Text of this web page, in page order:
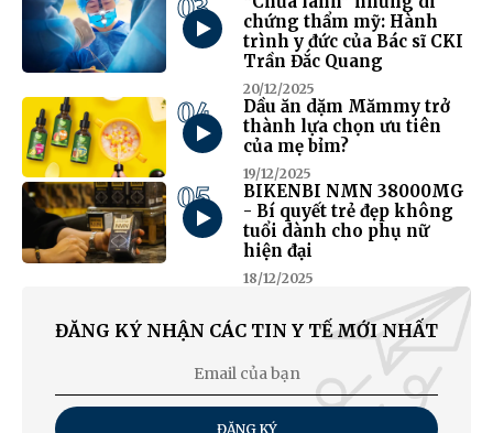
03
chứng thẩm mỹ: Hành
trình y đức của Bác sĩ CKI
Trần Đắc Quang
20/12/2025
04
Dầu ăn dặm Mămmy trở
thành lựa chọn ưu tiên
của mẹ bỉm?
19/12/2025
05
BIKENBI NMN 38000MG
- Bí quyết trẻ đẹp không
tuổi dành cho phụ nữ
hiện đại
18/12/2025
ĐĂNG KÝ NHẬN CÁC TIN Y TẾ MỚI NHẤT
ĐĂNG KÝ